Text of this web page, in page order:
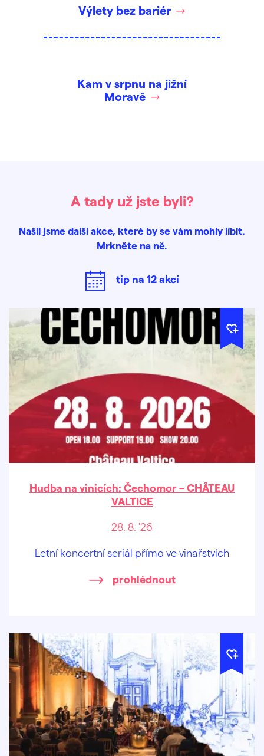
Výlety bez bariér
Kam v srpnu na jižní
Moravě
A tady už jste byli?
Našli jsme další akce, které by se vám mohly líbit.
Mrkněte na ně.
tip na 12akcí
Hudba na vinicích: Čechomor – CHÂTEAU
VALTICE
28. 8. '26
Letní koncertní seriál přímo ve vinařstvích
prohlédnout